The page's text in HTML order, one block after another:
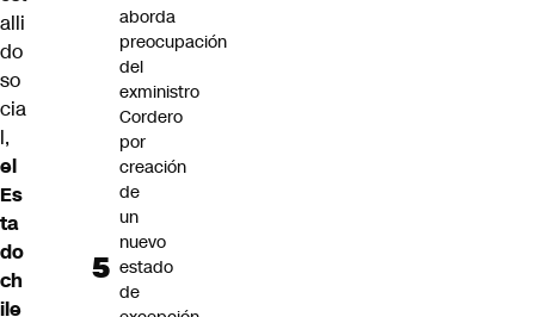
alli
do
so
cia
l,
el
Es
ta
do
ch
ile
aborda
preocupación
del
exministro
Cordero
por
creación
de
un
nuevo
estado
de